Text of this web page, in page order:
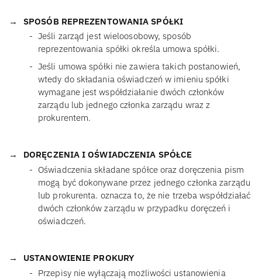
SPOSÓB REPREZENTOWANIA SPÓŁKI
Jeśli zarząd jest wieloosobowy, sposób
reprezentowania spółki określa umowa spółki.
Jeśli umowa spółki nie zawiera takich postanowień,
wtedy do składania oświadczeń w imieniu spółki
wymagane jest współdziałanie dwóch członków
zarządu lub jednego członka zarządu wraz z
prokurentem.
DORĘCZENIA I OŚWIADCZENIA SPÓŁCE
Oświadczenia składane spółce oraz doręczenia pism
mogą być dokonywane przez jednego członka zarządu
lub prokurenta. oznacza to, że nie trzeba współdziałać
dwóch członków zarządu w przypadku doręczeń i
oświadczeń.
USTANOWIENIE PROKURY
Przepisy nie wyłączają możliwości ustanowienia